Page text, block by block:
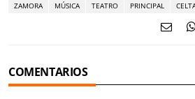
ZAMORA MÚSICA TEATRO PRINCIPAL
COMENTARIOS